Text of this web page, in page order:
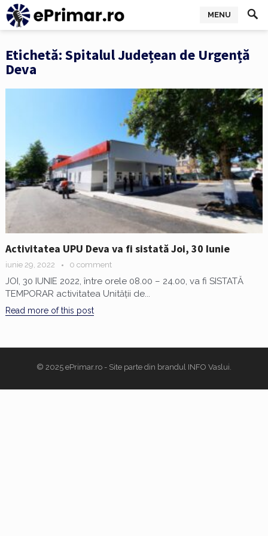
MENU
Etichetă:Spitalul Județean de Urgență
Deva
Activitatea UPU Deva va fi sistată Joi, 30 Iunie
iunie 29, 2022 0 comment
JOI, 30 IUNIE 2022, între orele 08.00 – 24.00, va fi SISTATĂ
TEMPORAR activitatea Unității de...
Read more of this post
© 2025 ePrimar.ro - Site parte din brandul INFO Vaslui.